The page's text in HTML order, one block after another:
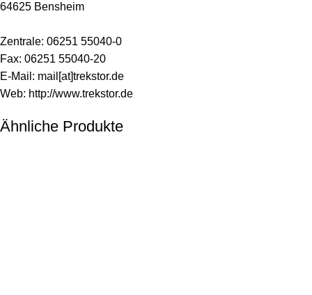
64625 Bensheim
Zentrale: 06251 55040-0
Fax: 06251 55040-20
E-Mail: mail[at]trekstor.de
Web: http://www.trekstor.de
Ähnliche Produkte